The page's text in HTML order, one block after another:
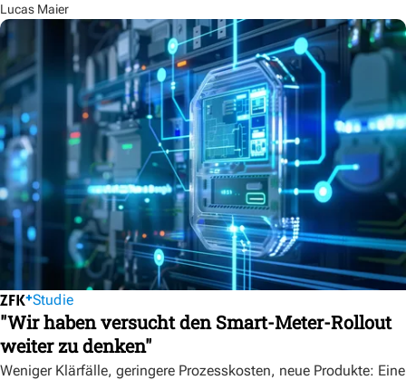
Lucas Maier
Studie
"Wir haben versucht den Smart-Meter-Rollout
weiter zu denken"
Weniger Klärfälle, geringere Prozesskosten, neue Produkte: Eine